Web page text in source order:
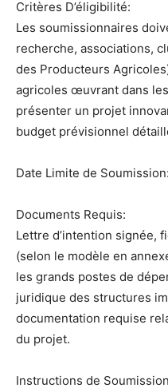
Critères D’éligibilité:
Les soumissionnaires
recherche, associations,
des Producteurs
agricoles œuvrant dans
présenter un projet
budget prévisionnel
Date Limite de
Documents Requis:
Lettre d’intention signée,
(selon le modèle en
les grands postes de
juridique des structures
documentation requise
du projet.
Instructions de